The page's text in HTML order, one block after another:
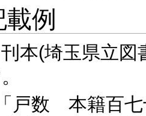
載例
本(埼玉県立図
「戸数 本籍百